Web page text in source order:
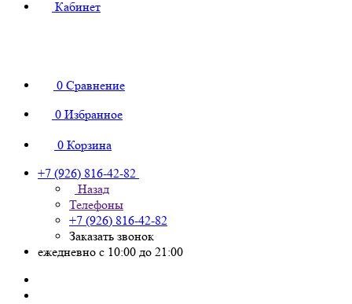
Кабинет
0 Сравнение
0 Избранное
0 Корзина
+7 (926) 816-42-82
Назад
Телефоны
+7 (926) 816-42-82
Заказать звонок
ежедневно с 10:00 до 21:00